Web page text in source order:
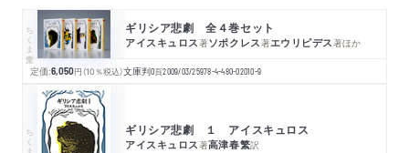
ちくま文庫 ギリシア悲劇 全４巻セット
アイスキュロス著ソポクレス著エウリピデス著ほか
定価:6,050円 （10％税込）文庫判0頁2009/03/25978-4-480-02010-9
ちくま文庫 ギリシア悲劇 １ アイスキュロス
アイスキュロス著高津春繁訳